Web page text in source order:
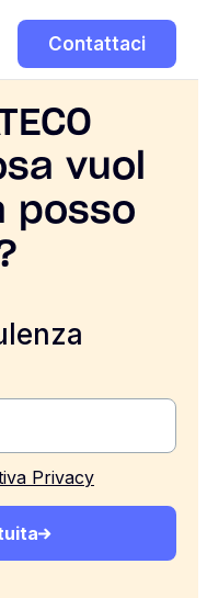
Contattaci
vuol
posso
Privacy